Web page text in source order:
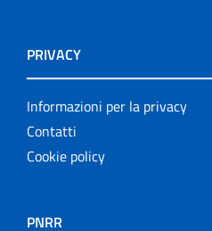
PRIVACY
Informazioni per la privacy
Contatti
Cookie policy
PNRR